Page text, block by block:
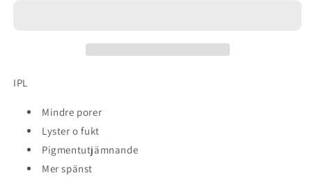
IPL
Mindre porer
Lyster o fukt
Pigmentutjämnande
Mer spänst